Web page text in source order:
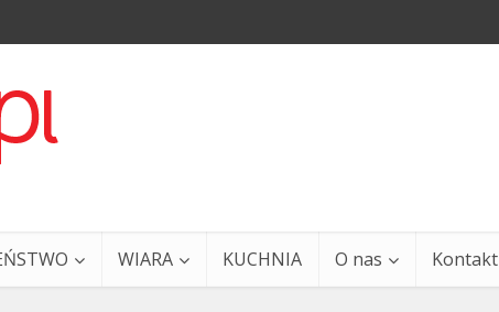
WIARA KUCHNIA O nas Kontakt